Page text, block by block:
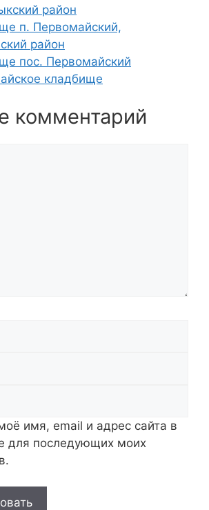
район
п. Первомайский,
район
пос. Первомайский
кладбище
комментарий
имя, email и адрес сайта в
для последующих моих